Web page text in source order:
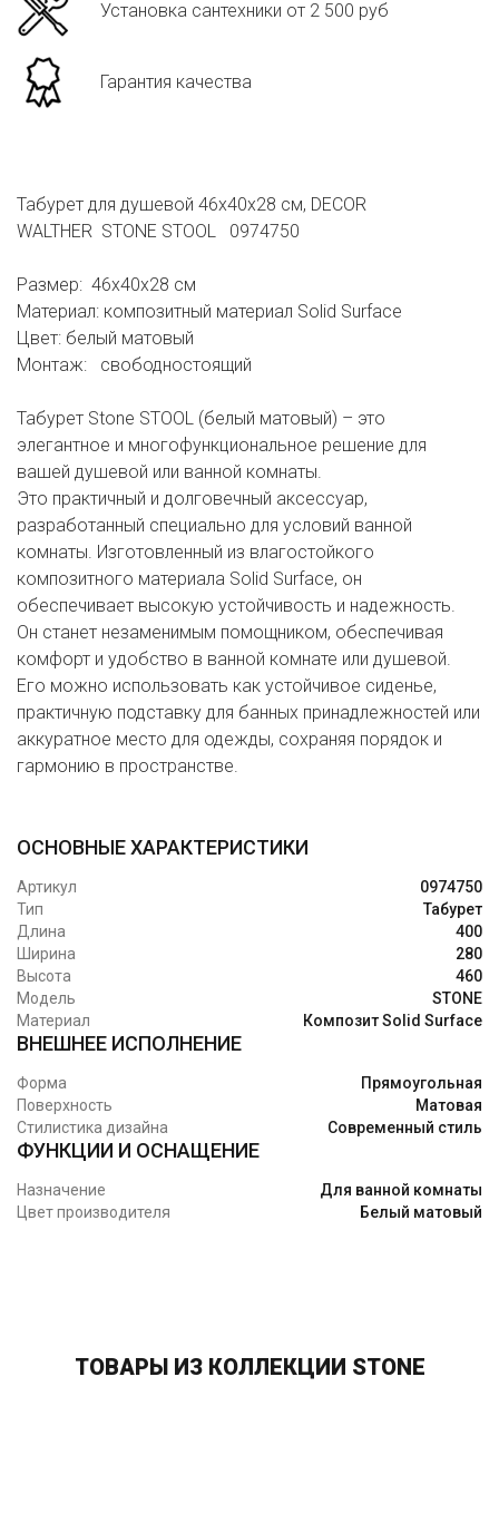
Установка сантехники от 2 500 руб
Гарантия качества
Табурет для душевой 46x40x28 см, DECOR
WALTHER STONE STOOL 0974750
Размер: 46x40x28 см
Материал: композитный материал Solid Surface
Цвет: белый матовый
Монтаж: свободностоящий
Табурет Stone STOOL (белый матовый) – это
элегантное и многофункциональное решение для
вашей душевой или ванной комнаты.
Это практичный и долговечный аксессуар,
разработанный специально для условий ванной
комнаты. Изготовленный из влагостойкого
композитного материала Solid Surface, он
обеспечивает высокую устойчивость и надежность.
Он станет незаменимым помощником, обеспечивая
комфорт и удобство в ванной комнате или душевой.
Его можно использовать как устойчивое сиденье,
практичную подставку для банных принадлежностей или
аккуратное место для одежды, сохраняя порядок и
гармонию в пространстве.
ОСНОВНЫЕ ХАРАКТЕРИСТИКИ
Артикул
0974750
Тип
Табурет
Длина
400
Ширина
280
Высота
460
Модель
STONE
Материал
Композит Solid Surface
ВНЕШНЕЕ ИСПОЛНЕНИЕ
Форма
Прямоугольная
Поверхность
Матовая
Стилистика дизайна
Современный стиль
ФУНКЦИИ И ОСНАЩЕНИЕ
Назначение
Для ванной комнаты
Цвет производителя
Белый матовый
ТОВАРЫ ИЗ КОЛЛЕКЦИИ STONE